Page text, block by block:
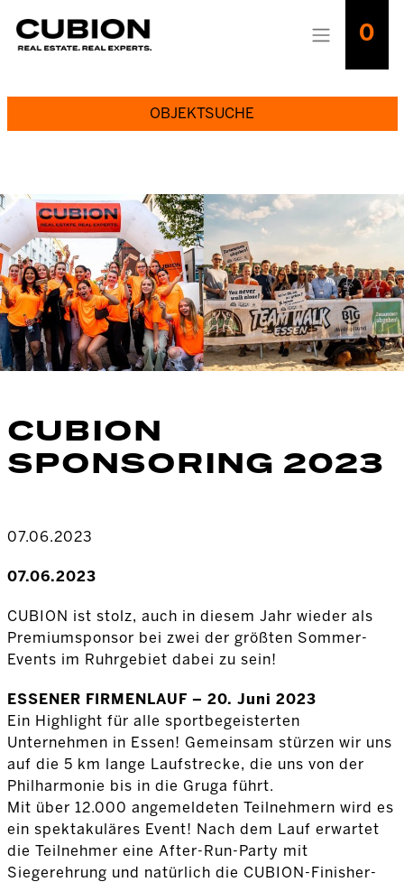
0
OBJEKTSUCHE
CUBION
SPONSORING 2023
07.06.2023
07.06.2023
CUBION ist stolz, auch in diesem Jahr wieder als
Premiumsponsor bei zwei der größten Sommer-
Events im Ruhrgebiet dabei zu sein!
ESSENER FIRMENLAUF – 20. Juni 2023
Ein Highlight für alle sportbegeisterten
Unternehmen in Essen! Gemeinsam stürzen wir uns
auf die 5 km lange Laufstrecke, die uns von der
Philharmonie bis in die Gruga führt.
Mit über 12.000 angemeldeten Teilnehmern wird es
ein spektakuläres Event! Nach dem Lauf erwartet
die Teilnehmer eine After-Run-Party mit
Siegerehrung und natürlich die CUBION-Finisher-